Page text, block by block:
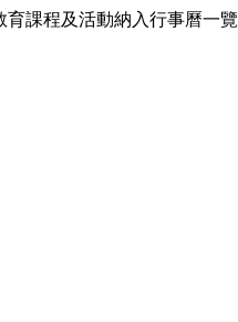
課程及活動納入行事曆一